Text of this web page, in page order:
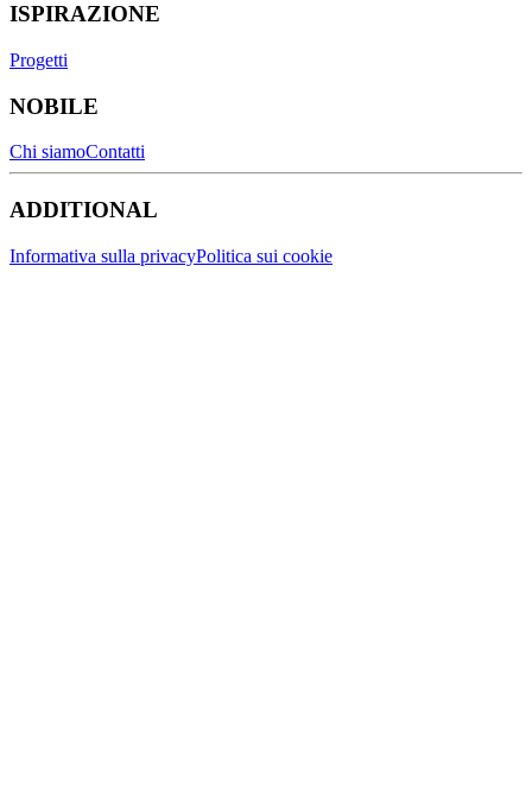
ISPIRAZIONE
Progetti
NOBILE
Chi siamoContatti
ADDITIONAL
Informativa sulla privacyPolitica sui cookie